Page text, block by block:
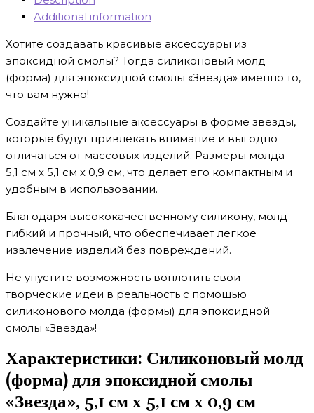
Additional information
Хотите создавать красивые аксессуары из
эпоксидной смолы? Тогда силиконовый молд
(форма) для эпоксидной смолы «Звезда» именно то,
что вам нужно!
Создайте уникальные аксессуары в форме звезды,
которые будут привлекать внимание и выгодно
отличаться от массовых изделий. Размеры молда —
5,1 см х 5,1 см х 0,9 см, что делает его компактным и
удобным в использовании.
Благодаря высококачественному силикону, молд
гибкий и прочный, что обеспечивает легкое
извлечение изделий без повреждений.
Не упустите возможность воплотить свои
творческие идеи в реальность с помощью
силиконового молда (формы) для эпоксидной
смолы «Звезда»!
Характеристики: Силиконовый молд
(форма) для эпоксидной смолы
«Звезда», 5,1 см х 5,1 см х 0,9 см